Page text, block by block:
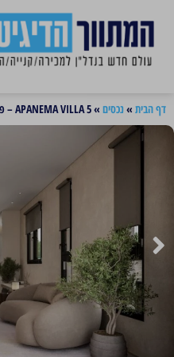
דף הבית »נכסים »APANEMA VILLA 5 – פאראלימני